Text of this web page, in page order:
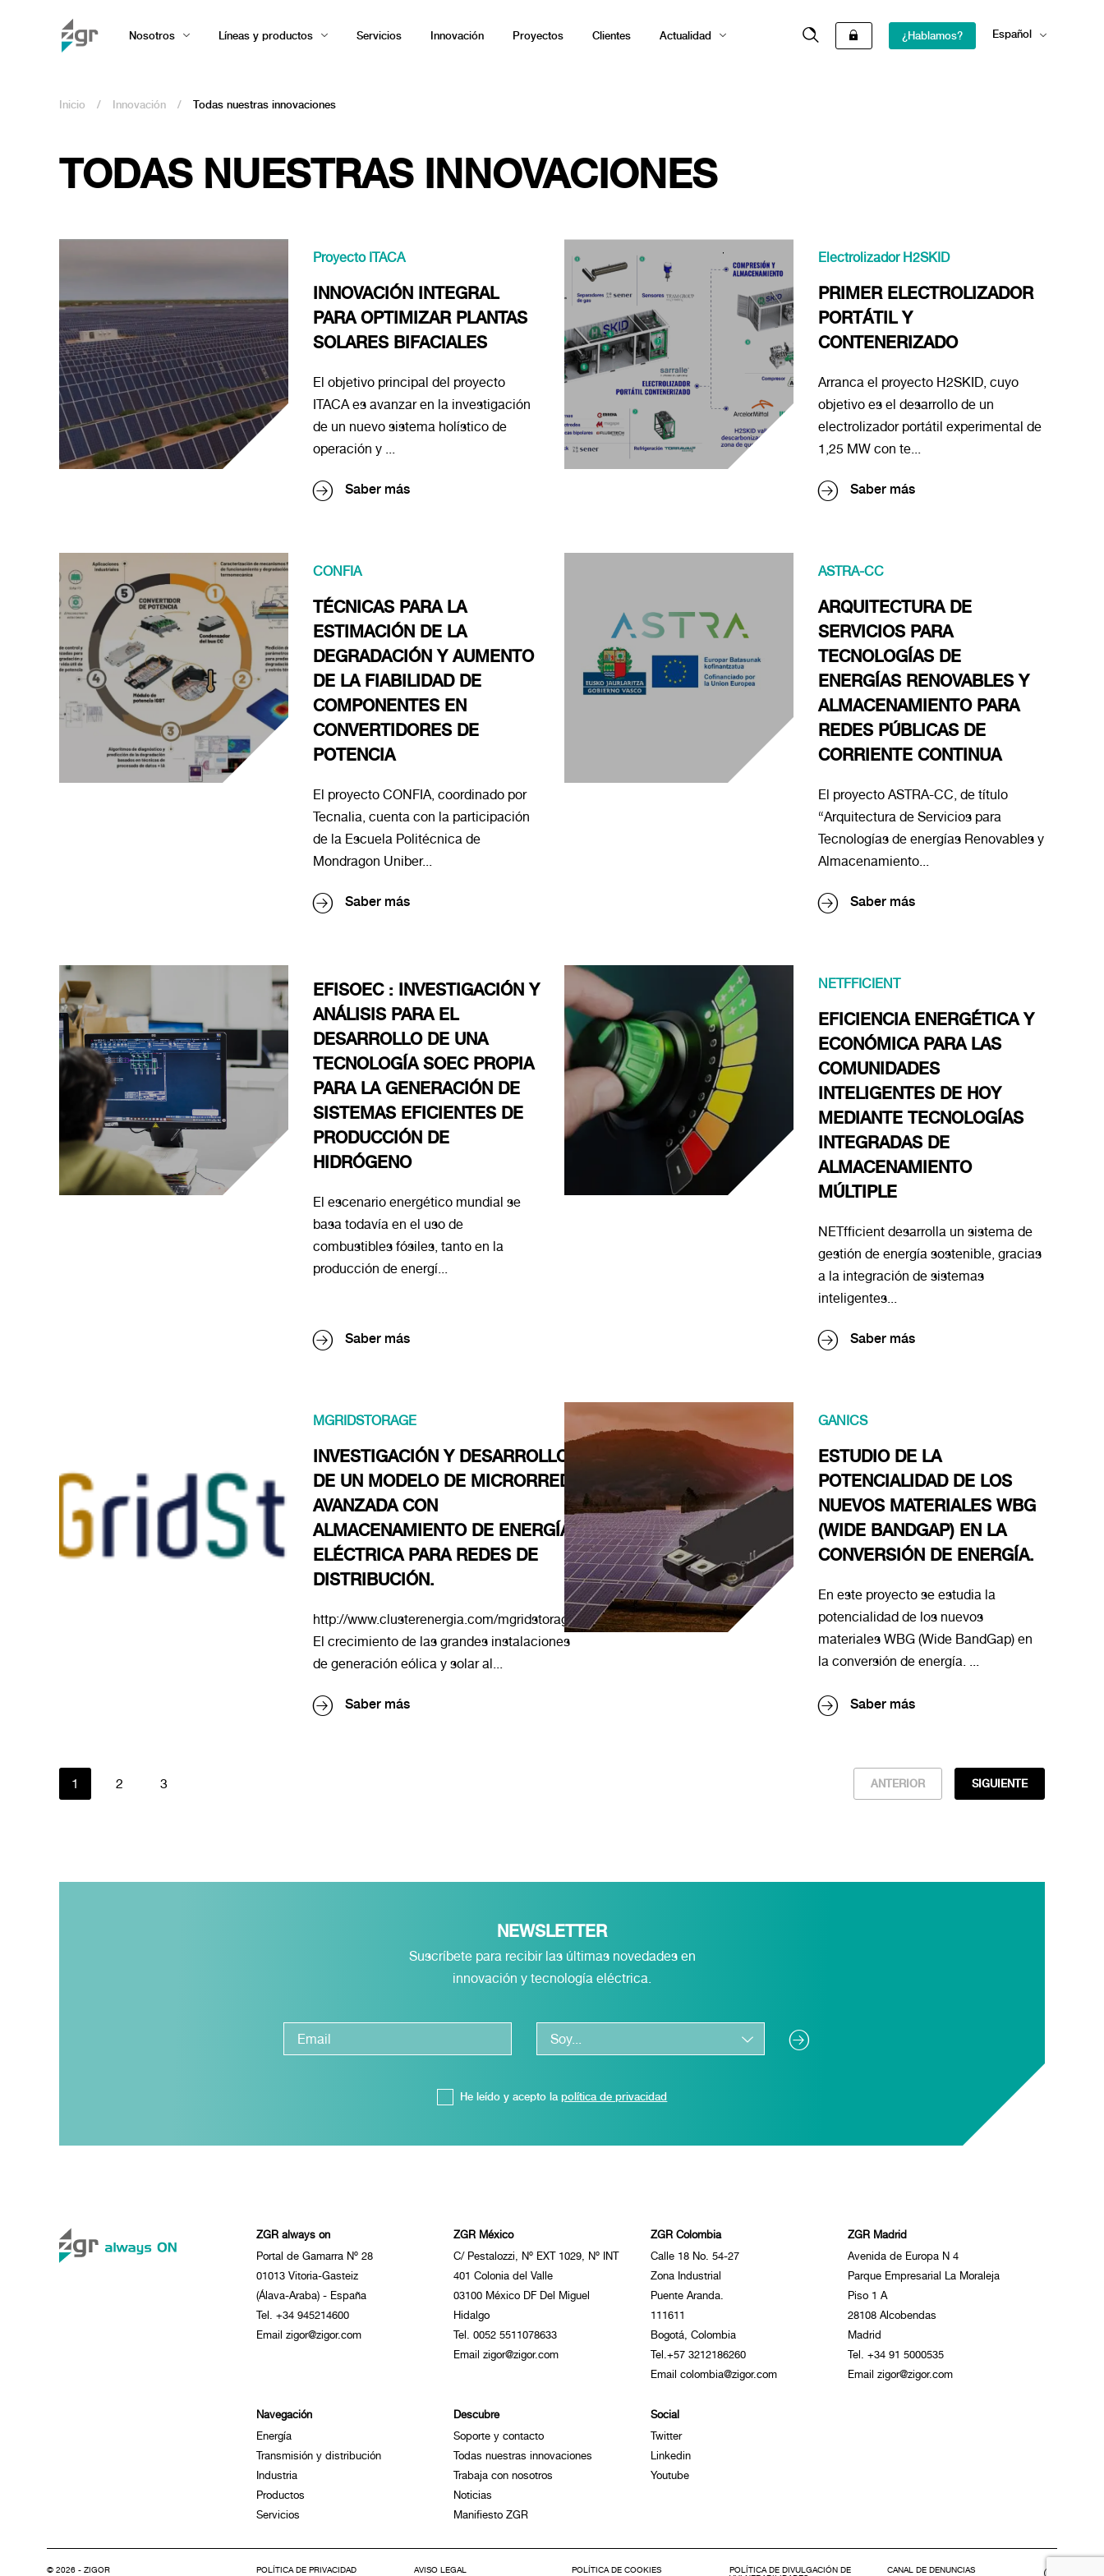
Nosotros Líneas y productos Servicios Innovación Proyectos Clientes Actualidad ¿Hablamos?
Español
Inicio / Innovación / Todas nuestras innovaciones
TODAS NUESTRAS INNOVACIONES
Proyecto ITACA
INNOVACIÓN INTEGRAL
PARA OPTIMIZAR PLANTAS
SOLARES BIFACIALES
El objetivo principal del proyecto
ITACA es avanzar en la investigación
de un nuevo sistema holístico de
operación y ...
Saber más
Electrolizador H2SKID
PRIMER ELECTROLIZADOR
PORTÁTIL Y
CONTENERIZADO
Arranca el proyecto H2SKID, cuyo
objetivo es el desarrollo de un
electrolizador portátil experimental de
1,25 MW con te...
Saber más
CONFIA
TÉCNICAS PARA LA
ESTIMACIÓN DE LA
DEGRADACIÓN Y AUMENTO
DE LA FIABILIDAD DE
COMPONENTES EN
CONVERTIDORES DE
POTENCIA
El proyecto CONFIA, coordinado por
Tecnalia, cuenta con la participación
de la Escuela Politécnica de
Mondragon Uniber...
Saber más
ASTRA-CC
ARQUITECTURA DE
SERVICIOS PARA
TECNOLOGÍAS DE
ENERGÍAS RENOVABLES Y
ALMACENAMIENTO PARA
REDES PÚBLICAS DE
CORRIENTE CONTINUA
El proyecto ASTRA-CC, de título
“Arquitectura de Servicios para
Tecnologías de energías Renovables y
Almacenamiento...
Saber más
EFISOEC : INVESTIGACIÓN Y
ANÁLISIS PARA EL
DESARROLLO DE UNA
TECNOLOGÍA SOEC PROPIA
PARA LA GENERACIÓN DE
SISTEMAS EFICIENTES DE
PRODUCCIÓN DE
HIDRÓGENO
El escenario energético mundial se
basa todavía en el uso de
combustibles fósiles, tanto en la
producción de energí...
Saber más
NETFFICIENT
EFICIENCIA ENERGÉTICA Y
ECONÓMICA PARA LAS
COMUNIDADES
INTELIGENTES DE HOY
MEDIANTE TECNOLOGÍAS
INTEGRADAS DE
ALMACENAMIENTO
MÚLTIPLE
NETfficient desarrolla un sistema de
gestión de energía sostenible, gracias
a la integración de sistemas
inteligentes...
Saber más
MGRIDSTORAGE
INVESTIGACIÓN Y DESARROLLO
DE UN MODELO DE MICRORRED
AVANZADA CON
ALMACENAMIENTO DE ENERGÍA
ELÉCTRICA PARA REDES DE
DISTRIBUCIÓN.
http://www.clusterenergia.com/mgridstorage
El crecimiento de las grandes instalaciones
de generación eólica y solar al...
Saber más
GANICS
ESTUDIO DE LA
POTENCIALIDAD DE LOS
NUEVOS MATERIALES WBG
(WIDE BANDGAP) EN LA
CONVERSIÓN DE ENERGÍA.
En este proyecto se estudia la
potencialidad de los nuevos
materiales WBG (Wide BandGap) en
la conversión de energía. ...
Saber más
1 2 3 ANTERIOR SIGUIENTE
NEWSLETTER
Suscríbete para recibir las últimas novedades en
innovación y tecnología eléctrica.
He leído y acepto la política de privacidad
ZGR always on
Portal de Gamarra Nº 28
01013 Vitoria-Gasteiz
(Álava-Araba) - España
Tel. +34 945214600
Email zigor@zigor.com
ZGR México
C/ Pestalozzi, Nº EXT 1029, Nº INT
401 Colonia del Valle
03100 México DF Del Miguel
Hidalgo
Tel. 0052 5511078633
Email zigor@zigor.com
ZGR Colombia
Calle 18 No. 54-27
Zona Industrial
Puente Aranda.
111611
Bogotá, Colombia
Tel.+57 3212186260
Email colombia@zigor.com
ZGR Madrid
Avenida de Europa N 4
Parque Empresarial La Moraleja
Piso 1 A
28108 Alcobendas
Madrid
Tel. +34 91 5000535
Email zigor@zigor.com
Navegación
Energía
Transmisión y distribución
Industria
Productos
Servicios
Descubre
Soporte y contacto
Todas nuestras innovaciones
Trabaja con nosotros
Noticias
Manifiesto ZGR
Social
Twitter
Linkedin
Youtube
© 2026 - ZIGOR POLÍTICA DE PRIVACIDAD AVISO LEGAL POLÍTICA DE COOKIES
POLÍTICA DE DIVULGACIÓN DE
CANAL DE DENUNCIAS